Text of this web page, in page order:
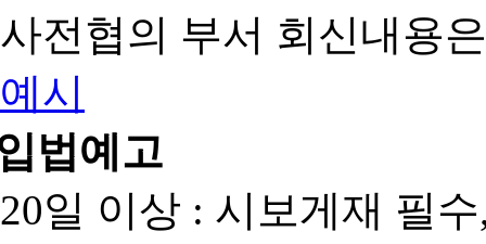
사전협의 부서 회신내용
예시
법예고
20일 이상 : 시보게재 필